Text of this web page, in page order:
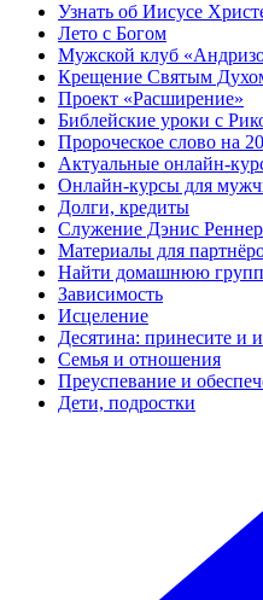
Узнать об Иисусе
Лето с Богом
Мужской клуб
Крещение Святым
Проект «Расширение»
Библейские уроки с
Пророческое слово на
Актуальные онлайн-
Онлайн-курсы для
Долги, кредиты
Служение Дэнис Реннер
Материалы для
Найти домашнюю
Зависимость
Исцеление
Десятина: принесите и
Семья и отношения
Преуспевание и
Дети, подростки